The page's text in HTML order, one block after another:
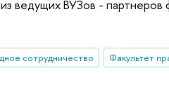
ведущих ВУЗов -
сотрудничество Факультет